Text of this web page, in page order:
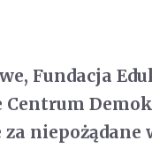
Fundacja
niepożądane